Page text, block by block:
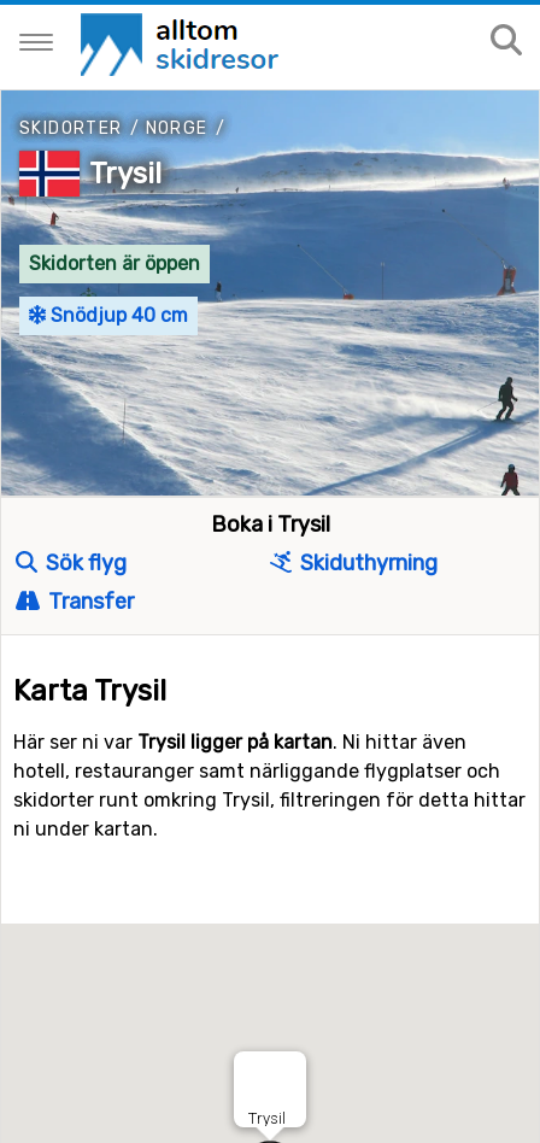
SKIDORTER /NORGE /
Trysil
Skidorten är öppen
Snödjup 40 cm
Boka i Trysil
Sök flyg
Skiduthyrning
Transfer
Karta Trysil
Här ser ni var Trysil ligger på kartan. Ni hittar även
hotell, restauranger samt närliggande flygplatser och
skidorter runt omkring Trysil, filtreringen för detta hittar
ni under kartan.
Trysil